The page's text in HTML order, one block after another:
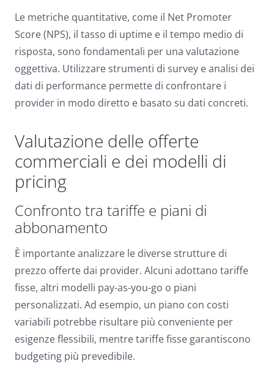
Le metriche quantitative, come il Net Promoter
Score (NPS), il tasso di uptime e il tempo medio di
risposta, sono fondamentali per una valutazione
oggettiva. Utilizzare strumenti di survey e analisi dei
dati di performance permette di confrontare i
provider in modo diretto e basato su dati concreti.
Valutazione delle offerte
commerciali e dei modelli di
pricing
Confronto tra tariffe e piani di
abbonamento
È importante analizzare le diverse strutture di
prezzo offerte dai provider. Alcuni adottano tariffe
fisse, altri modelli pay-as-you-go o piani
personalizzati. Ad esempio, un piano con costi
variabili potrebbe risultare più conveniente per
esigenze flessibili, mentre tariffe fisse garantiscono
budgeting più prevedibile.